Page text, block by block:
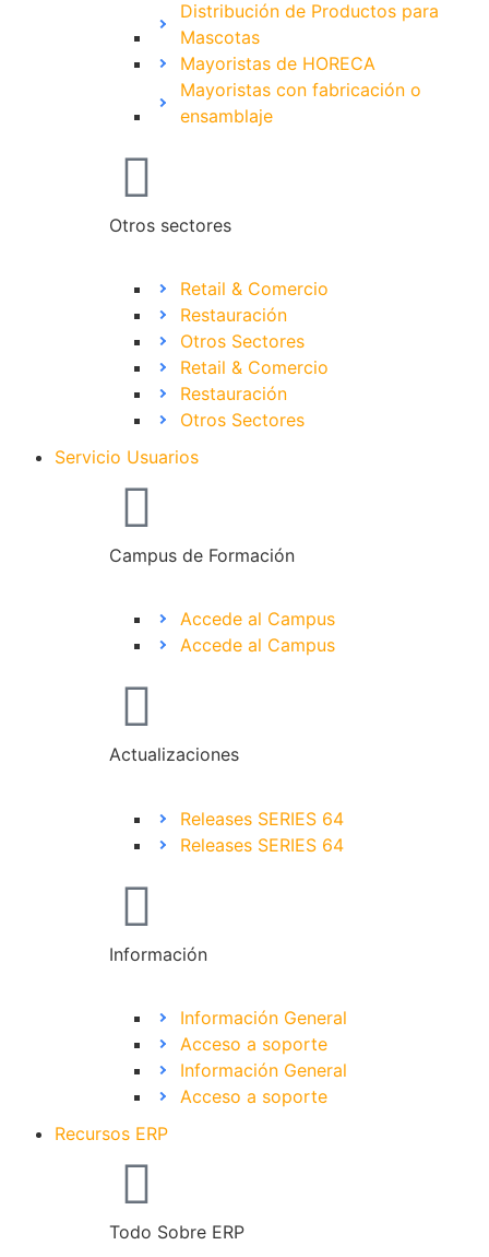
Distribución de Productos para
Mascotas
Mayoristas de HORECA
Mayoristas con fabricación o
ensamblaje
Otros sectores
Retail & Comercio
Restauración
Otros Sectores
Retail & Comercio
Restauración
Otros Sectores
Servicio Usuarios
Campus de Formación
Accede al Campus
Accede al Campus
Actualizaciones
Releases SERIES 64
Releases SERIES 64
Información
Información General
Acceso a soporte
Información General
Acceso a soporte
Recursos ERP
Todo Sobre ERP